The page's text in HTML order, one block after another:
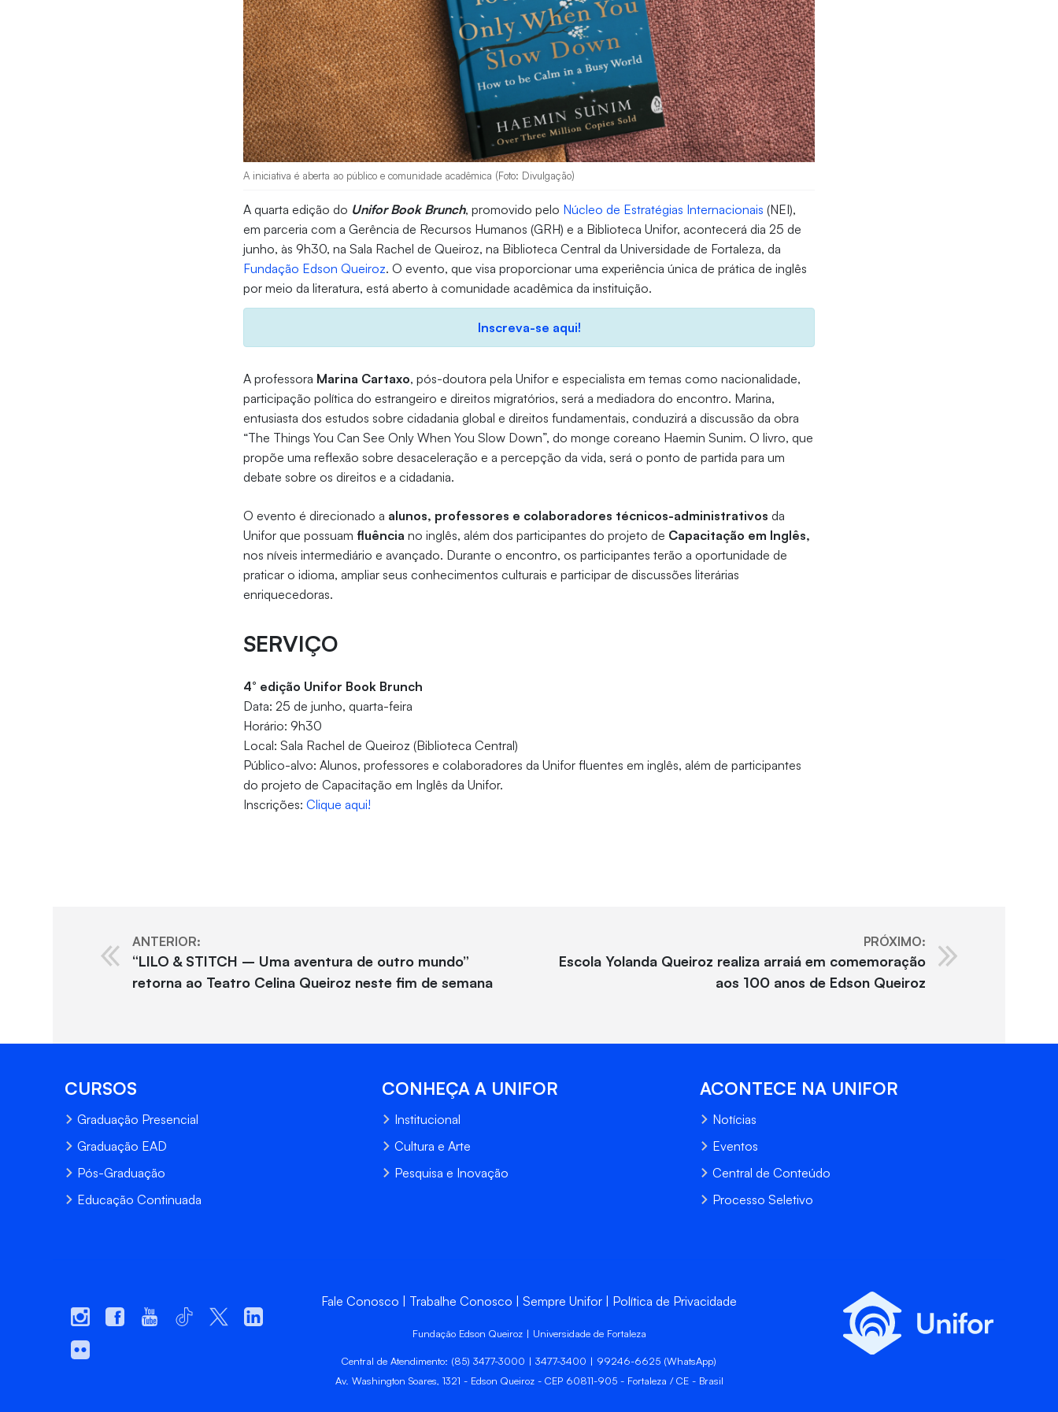
A iniciativa é aberta ao público e comunidade acadêmica (Foto: Divulgação)
A quarta edição do Unifor Book Brunch, promovido pelo Núcleo de Estratégias Internacionais (NEI),
em parceria com a Gerência de Recursos Humanos (GRH) e a Biblioteca Unifor, acontecerá dia 25 de
junho, às 9h30, na Sala Rachel de Queiroz, na Biblioteca Central da Universidade de Fortaleza, da
Fundação Edson Queiroz. O evento, que visa proporcionar uma experiência única de prática de inglês
por meio da literatura, está aberto à comunidade acadêmica da instituição.
Inscreva-se aqui!
A professora Marina Cartaxo, pós-doutora pela Unifor e especialista em temas como nacionalidade,
participação política do estrangeiro e direitos migratórios, será a mediadora do encontro. Marina,
entusiasta dos estudos sobre cidadania global e direitos fundamentais, conduzirá a discussão da obra
“The Things You Can See Only When You Slow Down”, do monge coreano Haemin Sunim. O livro, que
propõe uma reflexão sobre desaceleração e a percepção da vida, será o ponto de partida para um
debate sobre os direitos e a cidadania.
O evento é direcionado a alunos, professores e colaboradores técnicos-administrativos da
Unifor que possuam fluênciano inglês, além dos participantes do projeto de Capacitação em Inglês,
nos níveis intermediário e avançado. Durante o encontro, os participantes terão a oportunidade de
praticar o idioma, ampliar seus conhecimentos culturais e participar de discussões literárias
enriquecedoras.
SERVIÇO
4° edição Unifor Book Brunch
Data: 25 de junho, quarta-feira
Horário: 9h30
Local: Sala Rachel de Queiroz (Biblioteca Central)
Público-alvo: Alunos, professores e colaboradores da Unifor fluentes em inglês, além de participantes
do projeto de Capacitação em Inglês da Unifor.
Inscrições:Clique aqui!
ANTERIOR:
“LILO & STITCH – Uma aventura de outro mundo”
retorna ao Teatro Celina Queiroz neste fim de semana
PRÓXIMO:
Escola Yolanda Queiroz realiza arraiá em comemoração
aos 100 anos de Edson Queiroz
CURSOS
Graduação Presencial
Graduação EAD
Pós-Graduação
Educação Continuada
CONHEÇA A UNIFOR
Institucional
Cultura e Arte
Pesquisa e Inovação
ACONTECE NA UNIFOR
Notícias
Eventos
Central de Conteúdo
Processo Seletivo
Fale Conosco Trabalhe Conosco Sempre Unifor Política de Privacidade
Fundação Edson Queiroz | Universidade de Fortaleza
Central de Atendimento: (85) 3477-3000 | 3477-3400 | 99246-6625 (WhatsApp)
Av. Washington Soares, 1321 - Edson Queiroz - CEP 60811-905 - Fortaleza / CE - Brasil